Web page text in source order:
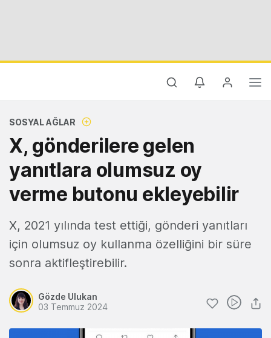
SOSYAL AĞLAR
X, gönderilere gelen
yanıtlara olumsuz oy
verme butonu ekleyebilir
X, 2021 yılında test ettiği, gönderi yanıtları
için olumsuz oy kullanma özelliğini bir süre
sonra aktifleştirebilir.
Gözde Ulukan
03 Temmuz 2024